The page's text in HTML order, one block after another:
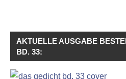
AKTUELLE AUSGABE
BD. 33: